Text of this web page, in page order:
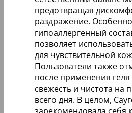
предотвращая
раздражение.
гипоаллергенный
позволяет
для чувствительной
Пользователи также
после применения
свежесть и чистота на
всего дня. В целом,